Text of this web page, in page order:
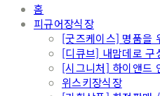
홈
피규어장식장
[굿즈케이스] 명품을
[디큐브] 내맘데로 구
[시그니처] 하이앤드
위스키장식장